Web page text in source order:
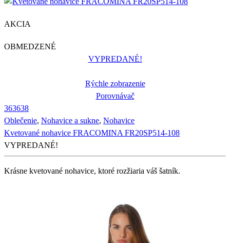
AKCIA
OBMEDZENÉ
VYPREDANÉ!
Rýchle zobrazenie
Porovnávač
363638
Oblečenie, Nohavice a sukne, Nohavice
Kvetované nohavice FRACOMINA FR20SP514-108
VYPREDANÉ!
Krásne kvetované nohavice, ktoré rozžiaria váš šatník.